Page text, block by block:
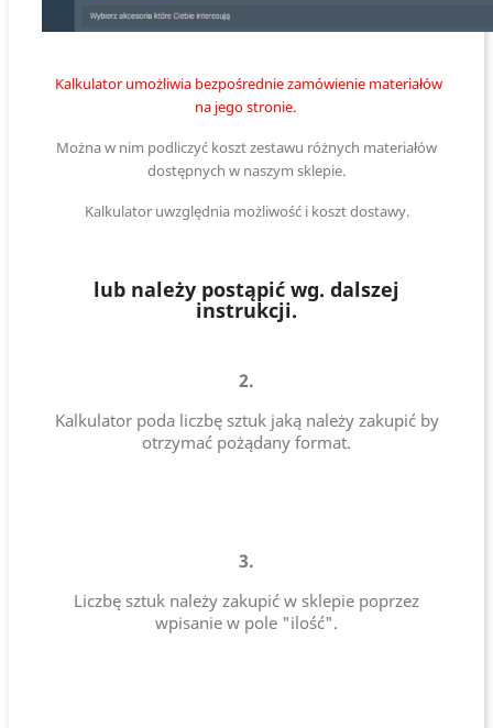
Kalkulator umożliwia bezpośrednie zamówienie materiałów
na jego stronie.
Można w nim podliczyć koszt zestawu różnych materiałów
dostępnych w naszym sklepie.
Kalkulator uwzględnia możliwość i koszt dostawy.
lub należy postąpić wg. dalszej
instrukcji.
2.
Kalkulator poda liczbę sztuk jaką należy zakupić by
otrzymać pożądany format.
3.
Liczbę sztuk należy zakupić w sklepie poprzez
wpisanie w pole "ilość".